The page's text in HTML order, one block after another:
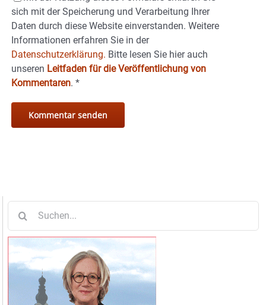
sich mit der Speicherung und Verarbeitung Ihrer
Daten durch diese Website einverstanden. Weitere
Informationen erfahren Sie in der
Datenschutzerklärung. Bitte lesen Sie hier auch
unseren Leitfaden für die Veröffentlichung von
Kommentaren. *
nach: